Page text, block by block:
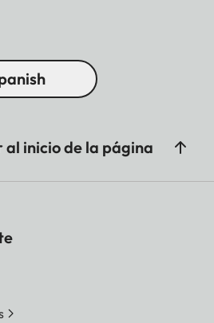
al inicio de la página